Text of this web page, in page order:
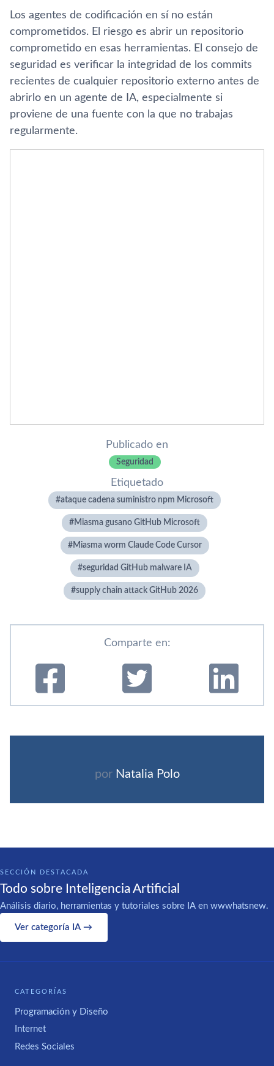
Los agentes de codificación en sí no están
comprometidos. El riesgo es abrir un repositorio
comprometido en esas herramientas. El consejo de
seguridad es verificar la integridad de los commits
recientes de cualquier repositorio externo antes de
abrirlo en un agente de IA, especialmente si
proviene de una fuente con la que no trabajas
regularmente.
Publicado en
Seguridad
Etiquetado
ataque cadena suministro npm Microsoft
Miasma gusano GitHub Microsoft
Miasma worm Claude Code Cursor
seguridad GitHub malware IA
supply chain attack GitHub 2026
Comparte en:
por Natalia Polo
SECCIÓN DESTACADA
Todo sobre Inteligencia Artificial
Análisis diario, herramientas y tutoriales sobre IA en wwwhatsnew.
Ver categoría IA →
CATEGORÍAS
Programación y Diseño
Internet
Redes Sociales